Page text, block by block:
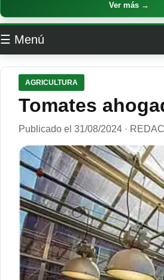
Ver más →
☰ Menú
AGRICULTURA
Tomates
Publicado el 31/08/2024 ·